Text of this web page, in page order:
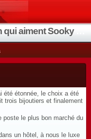
été étonnée, le choix a été
trois bijoutiers et finalement
le plus bon marché du
un hôtel, à nous le luxe